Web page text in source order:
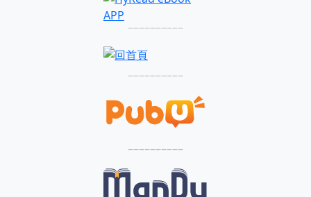
––––––––––
––––––––––
––––––––––